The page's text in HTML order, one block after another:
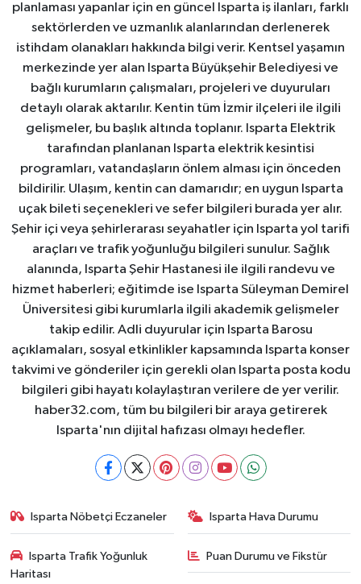
planlaması yapanlar için en güncel Isparta iş ilanları, farklı
sektörlerden ve uzmanlık alanlarından derlenerek
istihdam olanakları hakkında bilgi verir. Kentsel yaşamın
merkezinde yer alan Isparta Büyükşehir Belediyesi ve
bağlı kurumların çalışmaları, projeleri ve duyuruları
detaylı olarak aktarılır. Kentin tüm İzmir ilçeleri ile ilgili
gelişmeler, bu başlık altında toplanır. Isparta Elektrik
tarafından planlanan Isparta elektrik kesintisi
programları, vatandaşların önlem alması için önceden
bildirilir. Ulaşım, kentin can damarıdır; en uygun Isparta
uçak bileti seçenekleri ve sefer bilgileri burada yer alır.
Şehir içi veya şehirlerarası seyahatler için Isparta yol tarifi
araçları ve trafik yoğunluğu bilgileri sunulur. Sağlık
alanında, Isparta Şehir Hastanesi ile ilgili randevu ve
hizmet haberleri; eğitimde ise Isparta Süleyman Demirel
Üniversitesi gibi kurumlarla ilgili akademik gelişmeler
takip edilir. Adli duyurular için Isparta Barosu
açıklamaları, sosyal etkinlikler kapsamında Isparta konser
takvimi ve gönderiler için gerekli olan Isparta posta kodu
bilgileri gibi hayatı kolaylaştıran verilere de yer verilir.
haber32.com, tüm bu bilgileri bir araya getirerek
Isparta'nın dijital hafızası olmayı hedefler.
Isparta Nöbetçi Eczaneler Isparta Hava Durumu
Isparta Trafik Yoğunluk
Haritası
Puan Durumu ve Fikstür